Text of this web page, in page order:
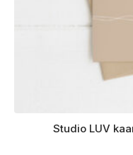
Studio LUV